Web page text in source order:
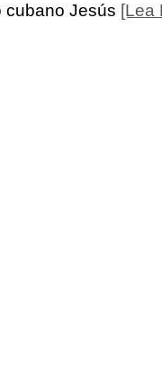
cubano Jesús [Lea